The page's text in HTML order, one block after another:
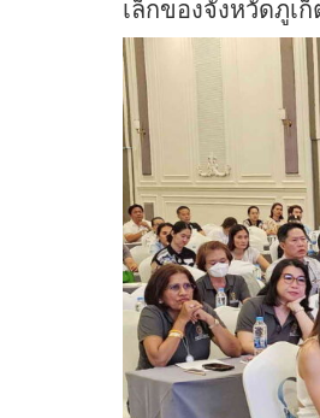
เล็กของจังหวัดภู